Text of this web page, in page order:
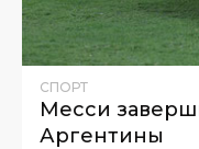
СПОРТ
Месси
Аргентины